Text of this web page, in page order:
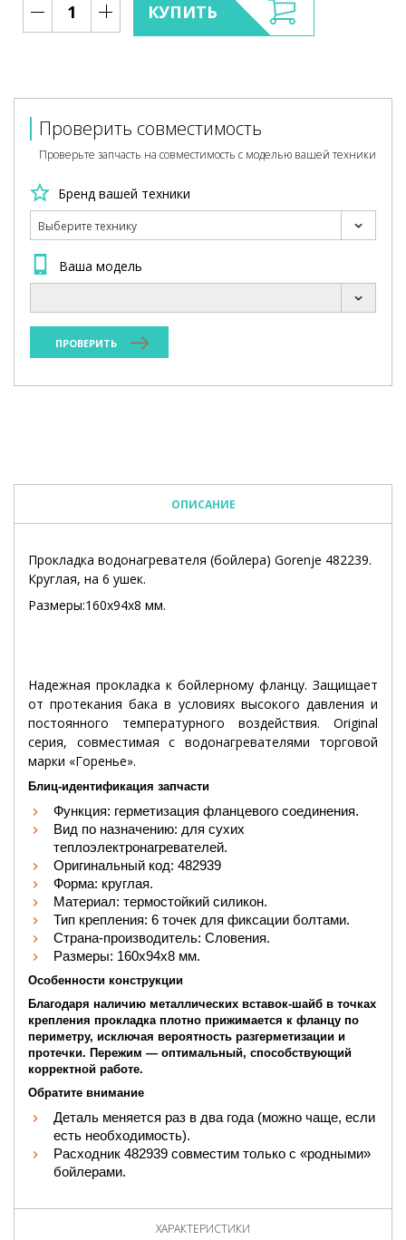
КУПИТЬ
Проверить совместимость
Проверьте запчасть на совместимость с моделью вашей техники
Бренд вашей техники
Выберите технику
Ваша модель
ПРОВЕРИТЬ
ОПИСАНИЕ
Прокладка водонагревателя (бойлера) Gorenje 482239.
Круглая, на 6 ушек.
Размеры:160х94х8 мм.
Надежная прокладка к бойлерному фланцу. Защищает
от протекания бака в условиях высокого давления и
постоянного температурного воздействия. Original
серия, совместимая с водонагревателями торговой
марки «Горенье».
Блиц-идентификация запчасти
Функция: герметизация фланцевого соединения.
Вид по назначению: для сухих
теплоэлектронагревателей.
Оригинальный код: 482939
Форма: круглая.
Материал: термостойкий силикон.
Тип крепления: 6 точек для фиксации болтами.
Страна-производитель: Словения.
Размеры: 160х94х8 мм.
Особенности конструкции
Благодаря наличию металлических вставок-шайб в точках
крепления прокладка плотно прижимается к фланцу по
периметру, исключая вероятность разгерметизации и
протечки. Пережим — оптимальный, способствующий
корректной работе.
Обратите внимание
Деталь меняется раз в два года (можно чаще, если
есть необходимость).
Расходник 482939 совместим только с «родными»
бойлерами.
ХАРАКТЕРИСТИКИ